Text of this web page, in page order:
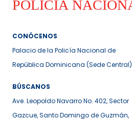
CONÓCENOS
Palacio de la Policía Nacional de
República Dominicana (Sede Central)
BÚSCANOS
Ave. Leopoldo Navarro No. 402, Sector
Gazcue, Santo Domingo de Guzmán,